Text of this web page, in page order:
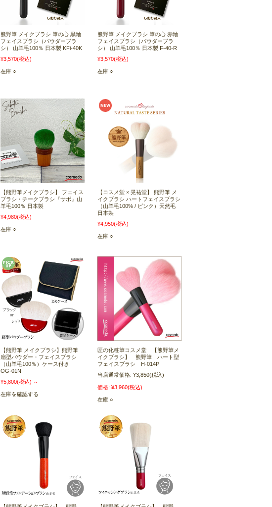
熊野筆 メイクブラシ 筆の心 黒軸
フェイスブラシ（パウダーブラ
シ） 山羊毛100％ 日本製 KFi-40K
¥3,570(税込)
在庫 ○
熊野筆 メイクブラシ 筆の心 赤軸
フェイスブラシ（パウダーブラ
シ） 山羊毛100％ 日本製 F-40-R
¥3,570(税込)
在庫 ○
【熊野筆メイクブラシ】 フェイス
ブラシ・チークブラシ『サボ』山
羊毛100％ 日本製
¥4,980(税込)
在庫 ○
【コスメ堂 × 晃祐堂】 熊野筆 メ
イクブラシ ハートフェイスブラシ
（山羊毛100% / ピンク）天然毛
日本製
¥4,950(税込)
在庫 ○
【熊野筆 メイクブラシ】熊野筆
扇型パウダー・フェイスブラシ
（山羊毛100％）ケース付き
OG-01N
¥5,800(税込) ～
在庫を確認する
匠の化粧筆コスメ堂 【熊野筆メ
イクブラシ】 熊野筆 ハート型
フェイスブラシ H-014P
当店通常価格: ¥3,850(税込)
価格: ¥3,960(税込)
在庫 ○